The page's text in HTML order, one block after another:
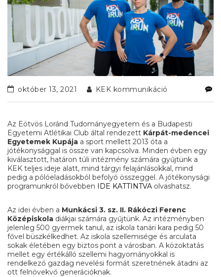
október 13, 2021 KEK kommunikáció
Az Eötvös Loránd Tudományegyetem és a Budapesti
Egyetemi Atlétikai Club által rendezett Kárpát-medencei
Egyetemek Kupája a sport mellett 2013 óta a
jótékonysággal is össze van kapcsolva. Minden évben egy
kiválasztott, határon túli intézmény számára gyűjtünk a
KEK teljes ideje alatt, mind tárgyi felajánlásokkal, mind
pedig a pólóeladásokból befolyó összeggel. A jótékonysági
programunkról bővebben IDE KATTINTVA olvashatsz.
Az idei évben a Munkácsi 3. sz. II. Rákóczi Ferenc
Középiskola diákjai számára gyűjtünk. Az intézményben
jelenleg 500 gyermek tanul, az iskola tanári kara pedig 50
fővel büszkélkedhet. Az iskola szellemisége és arculata
sokak életében egy biztos pont a városban. A közoktatás
mellet egy értékálló szellemi hagyományokkal is
rendelkező gazdag nevelési formát szeretnének átadni az
ott felnövekvő generációknak.